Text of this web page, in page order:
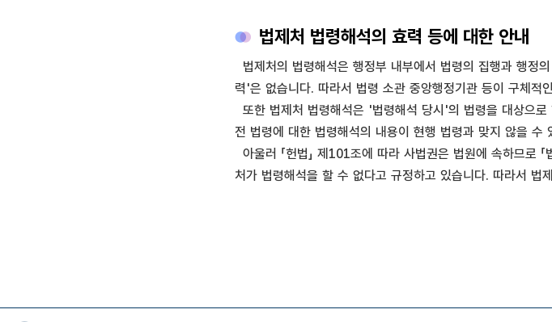
법제처 법령해석의 효력 등에 대한 안내
법제처의 법령해석은 행정부 내부에서 법령의 집행과 행정
력'은 없습니다. 따라서 법령 소관 중앙행정기관 등이 구체적
또한 법제처 법령해석은 '법령해석 당시'의 법령을 대상으
전 법령에 대한 법령해석의 내용이 현행 법령과 맞지 않을 수
아울러 「헌법」 제101조에 따라 사법권은 법원에 속하므로
처가 법령해석을 할 수 없다고 규정하고 있습니다. 따라서 법